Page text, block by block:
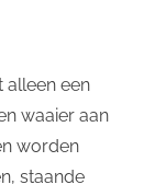
alleen een
waaier aan
worden
staande